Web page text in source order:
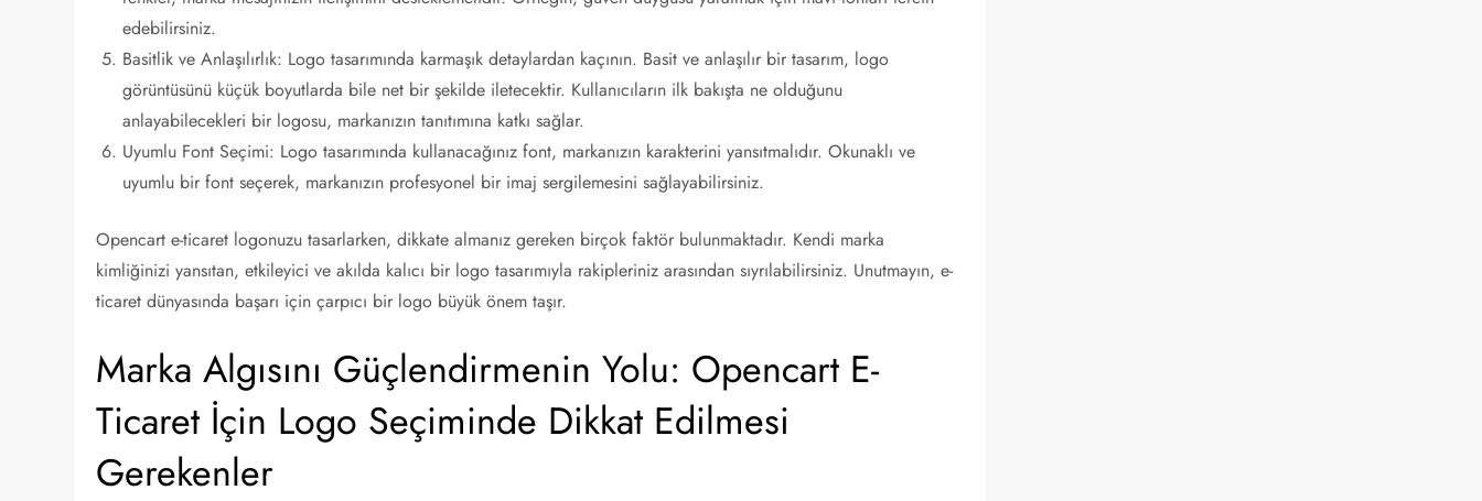
edebilirsiniz.
Basitlik ve Anlaşılırlık: Logo tasarımında karmaşık detaylardan kaçının. Basit ve anlaşılır bir tasarım, logo
görüntüsünü küçük boyutlarda bile net bir şekilde iletecektir. Kullanıcıların ilk bakışta ne olduğunu
anlayabilecekleri bir logosu, markanızın tanıtımına katkı sağlar.
Uyumlu Font Seçimi: Logo tasarımında kullanacağınız font, markanızın karakterini yansıtmalıdır. Okunaklı ve
uyumlu bir font seçerek, markanızın profesyonel bir imaj sergilemesini sağlayabilirsiniz.
Opencart e-ticaret logonuzu tasarlarken, dikkate almanız gereken birçok faktör bulunmaktadır. Kendi marka
kimliğinizi yansıtan, etkileyici ve akılda kalıcı bir logo tasarımıyla rakipleriniz arasından sıyrılabilirsiniz. Unutmayın, e-
ticaret dünyasında başarı için çarpıcı bir logo büyük önem taşır.
Marka Algısını Güçlendirmenin Yolu: Opencart E-
Ticaret İçin Logo Seçiminde Dikkat Edilmesi
Gerekenler